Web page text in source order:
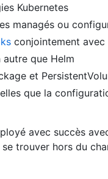
Kubernetes
managés ou
conjointement avec
que Helm
et
que la
avec succès
trouver hors du